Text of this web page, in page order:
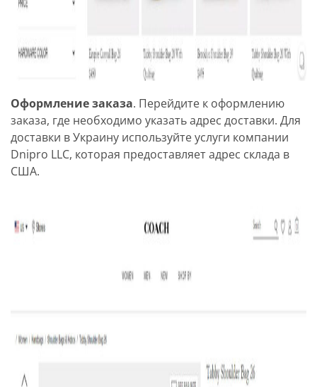
Оформление заказа. Перейдите к оформлению
заказа, где необходимо указать адрес доставки. Для
доставки в Украину используйте услуги компании
Dnipro LLC, которая предоставляет адрес склада в
США.